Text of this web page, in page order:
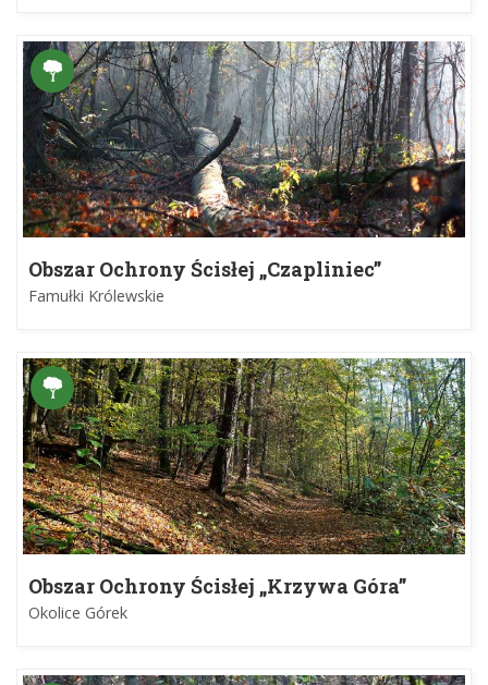
Obszar Ochrony Ścisłej „Czapliniec”
Famułki Królewskie
Obszar Ochrony Ścisłej „Krzywa Góra”
Okolice Górek